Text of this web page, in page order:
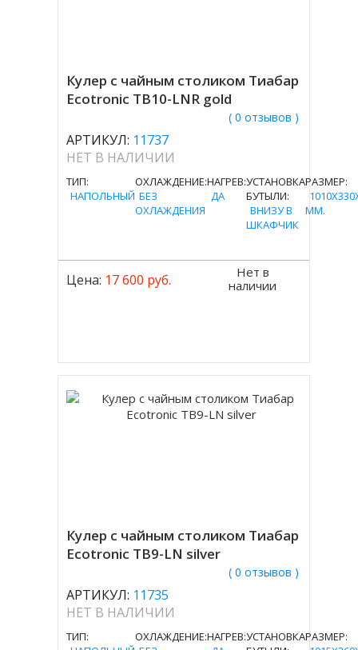
Кулер с чайным столиком Тиабар
Ecotronic TB10-LNR gold
( 0 отзывов )
АРТИКУЛ: 11737
НЕТ В НАЛИЧИИ
ТИП:
НАПОЛЬНЫЙ
ОХЛАЖДЕНИЕ:
БЕЗ
ОХЛАЖДЕНИЯ
НАГРЕВ:
ДА
УСТАНОВКА
БУТЫЛИ:
ВНИЗУ В
ШКАФЧИК
РАЗМЕР:
MM.
Цена: 17 600 руб.
Нет в
наличии
Кулер с чайным столиком Тиабар
Ecotronic TB9-LN silver
( 0 отзывов )
АРТИКУЛ: 11735
НЕТ В НАЛИЧИИ
ТИП:
ОХЛАЖДЕНИЕ:НАГРЕВ:УСТАНОВКАРАЗМЕР: